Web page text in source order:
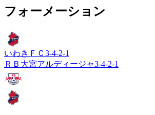
フォーメーション
いわきＦＣ 3-4-2-1
ＲＢ大宮アルディージャ3-4-2-1